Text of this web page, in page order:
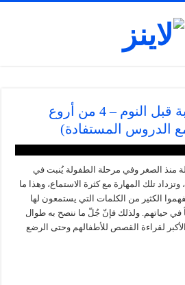
قصص اطفال مكتوبة قبل النوم – 4 من أروع
الدروس المستفادة)
منذ الصغر وفي مرحلة الطفولة يُنبت في
تلك المهارة مع كثرة الاستماع، وهذا ما
الكثير من الكلمات التي يستمعون لها
في حياتهم. ولذلك فإنّ جُلّ ما ننصح به طوال
لقراءة القصص للأطفالهم وحتى الرضع